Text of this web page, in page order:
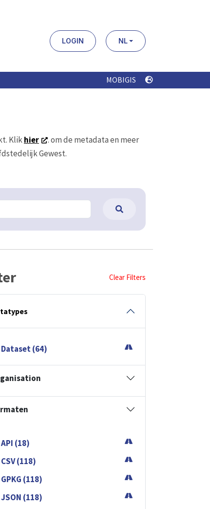
LOGIN NL
MOBIGIS
Klikhier
. om de metadata en meer
Gewest.
Clear Filters
Dataset (64)
API (18)
CSV (118)
GPKG (118)
JSON (118)